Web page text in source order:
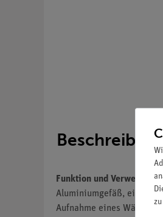
Funktion und Verwendung
Aluminiumgefäß,
Aufnahme eines